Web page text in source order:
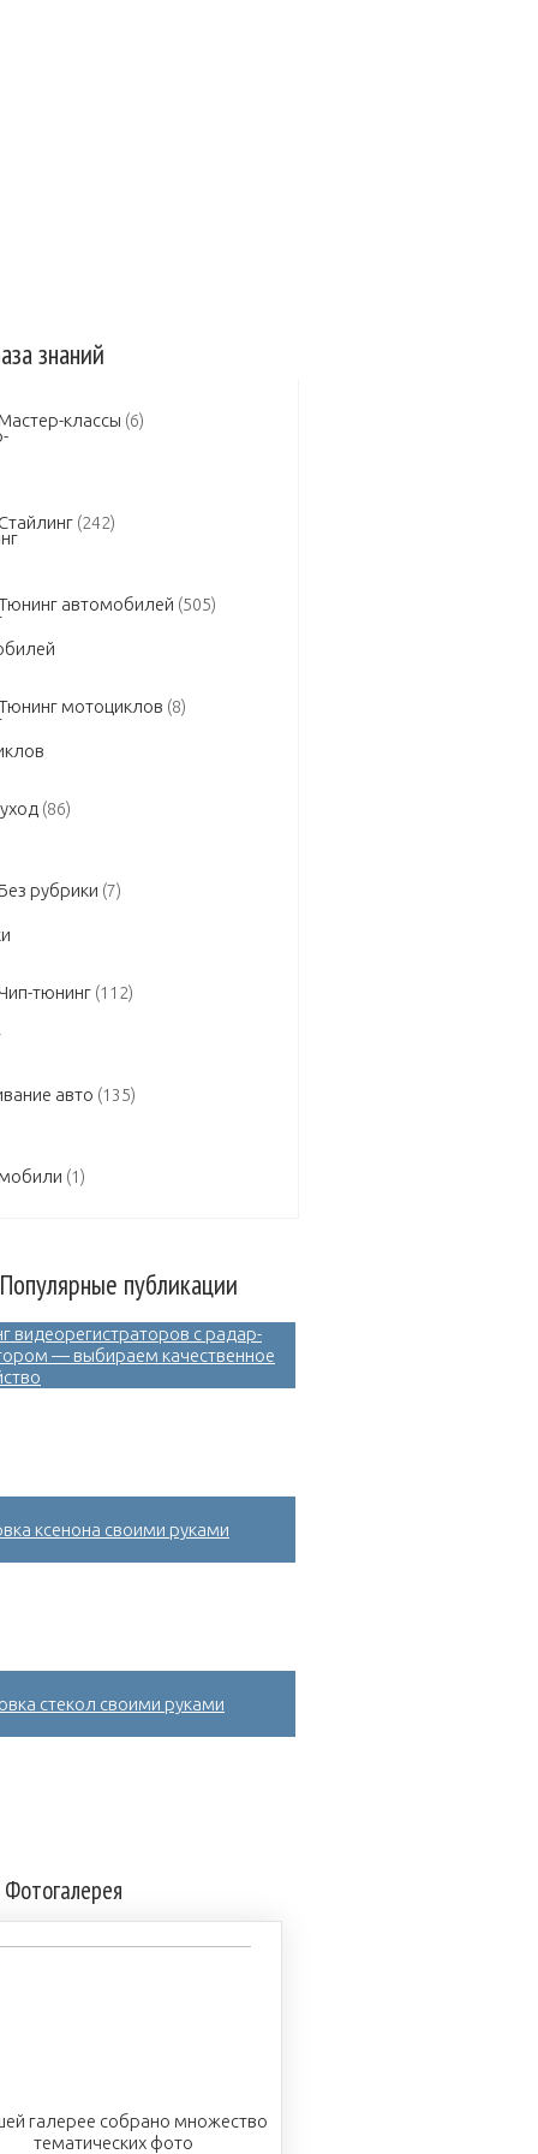
знаний
классы (6)
Стайлинг (242)
автомобилей (505)
мотоциклов (8)
(86)
рубрики (7)
тюнинг (112)
авто (135)
(1)
Популярные публикации
видеорегистраторов с радар-
— выбираем качественное
ксенона своими руками
стекол своими руками
Фотогалерея
галерее собрано множество
тематических фото